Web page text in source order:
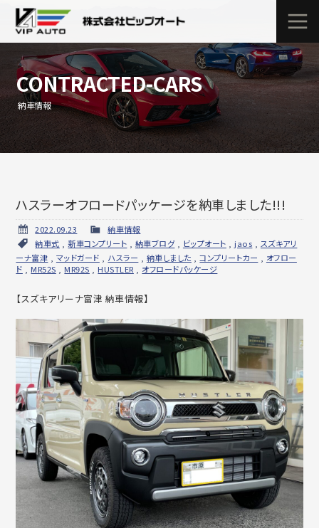
CONTRACTED-CARS
納車情報
ハスラーオフロードパッケージを納車しました!!!
2022.09.23
納車情報
納車式 ,新車コンプリート 納車ブログ, ビップオート jaos
スズキアリ
ーナ富津
マッドガード ハスラー 納車しました ,コンプリートカー
オフロー
ド
MR52S MR92S HUSTLER オフロードパッケージ
【スズキアリーナ富津 納車情報】